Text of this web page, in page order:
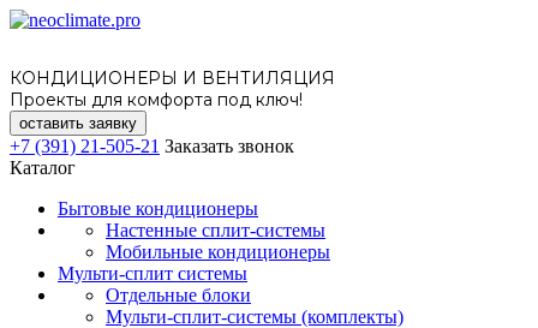
КОНДИЦИОНЕРЫ И ВЕНТИЛЯЦИЯ
Проекты для комфорта под ключ!
оставить заявку
+7 (391) 21-505-21 Заказать звонок
Каталог
Бытовые кондиционеры
Настенные сплит-системы
Мобильные кондиционеры
Мульти-сплит системы
Отдельные блоки
Мульти-сплит-системы (комплекты)